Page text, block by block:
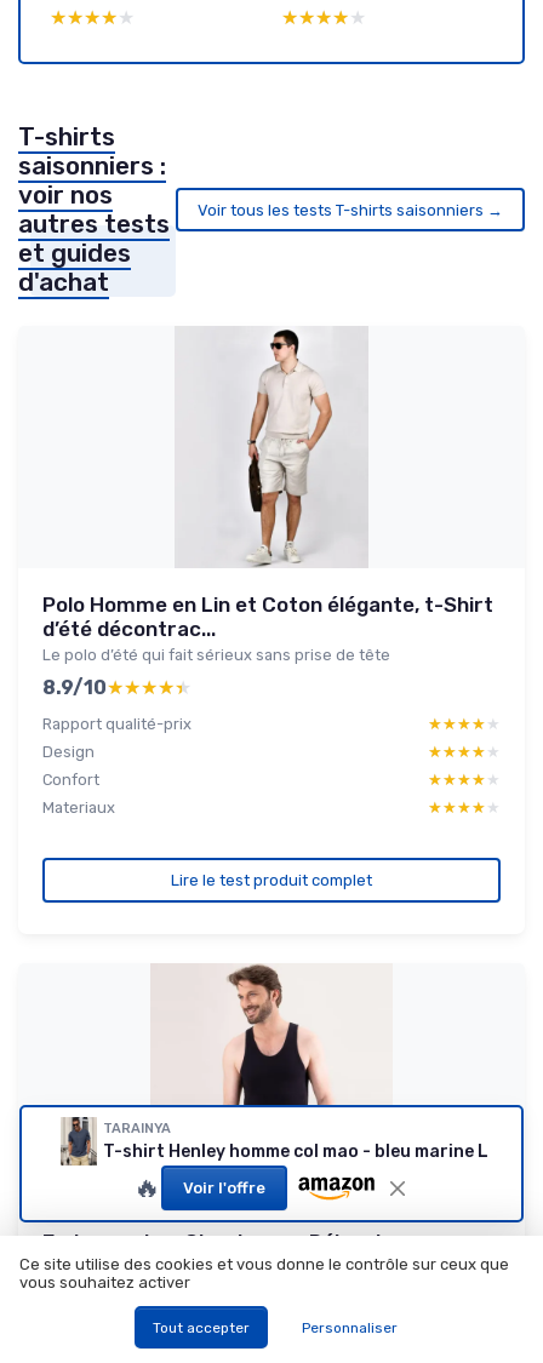
★★★★★
★★★★★ ★★★★★
★★★★★
T-shirts
saisonniers :
voir nos
autres tests
et guides
d'achat
Voir tous les tests T-shirts saisonniers →
Polo Homme en Lin et Coton élégante, t-Shirt
d’été décontrac...
Le polo d’été qui fait sérieux sans prise de tête
8.9/10★★★★★
★★★★★
Rapport qualité-prix ★★★★★
★★★★★
Design
★★★★★
★★★★★
Confort
★★★★★
★★★★★
Materiaux
★★★★★
★★★★★
Lire le test produit complet
Eminence Les Classiques - Débardeur -
Homme T4 ( L ) Noir
Le bon vieux marcel qui fait le job sans chichi
★★★★★
★★★★★
TARAINYA
T-shirt Henley homme col mao - bleu marine L
🔥 Voir l'offre
Ce site utilise des cookies et vous donne le contrôle sur ceux que
vous souhaitez activer
Tout accepter Personnaliser